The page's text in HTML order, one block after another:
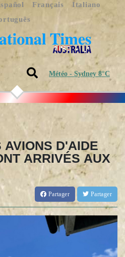
Français
Italiano
Météo - Sydney 8°C
AVIONS D'AIDE
ARRIVÉS AUX
Partager Partager